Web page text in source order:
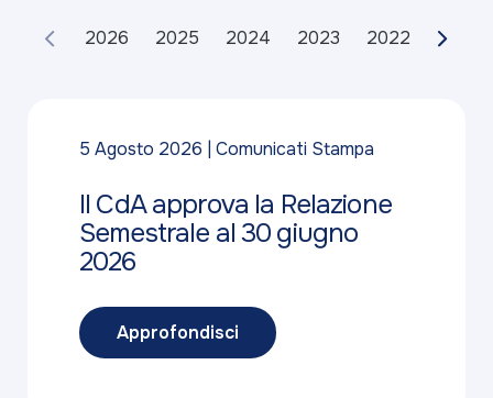
2026 2025 2024 2023 2022 2021
5 Agosto 2026 Comunicati Stampa
Il CdA approva la Relazione
Semestrale al 30 giugno
2026
Approfondisci